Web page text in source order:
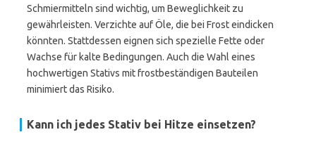
Schmiermitteln sind wichtig, um Beweglichkeit zu
gewährleisten. Verzichte auf Öle, die bei Frost eindicken
könnten. Stattdessen eignen sich spezielle Fette oder
Wachse für kalte Bedingungen. Auch die Wahl eines
hochwertigen Stativs mit frostbeständigen Bauteilen
minimiert das Risiko.
Kann ich jedes Stativ bei Hitze einsetzen?